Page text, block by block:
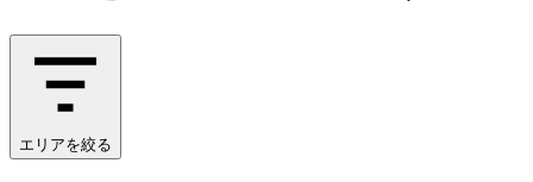
エリアを絞る